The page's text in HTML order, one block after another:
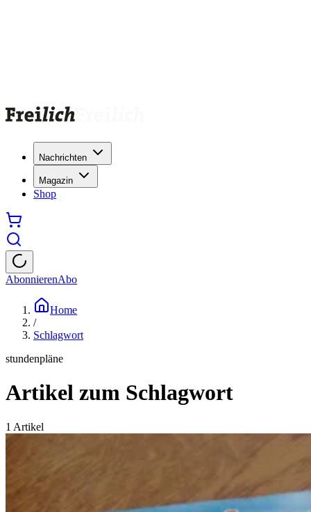
Nachrichten
Magazin
Shop
AbonnierenAbo
Home
/
Schlagwort
stundenpläne
Artikel zum Schlagwort
1 Artikel